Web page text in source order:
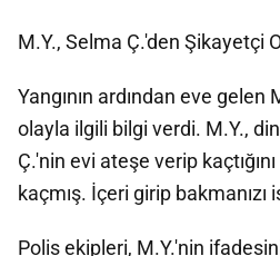
M.Y., Selma Ç.'den Şikayetçi
Yangının ardından eve gelen
olayla ilgili bilgi verdi. M.Y.,
Ç.'nin evi ateşe verip
kaçmış. İçeri girip bakmanızı
Polis ekipleri, M.Y.'nin